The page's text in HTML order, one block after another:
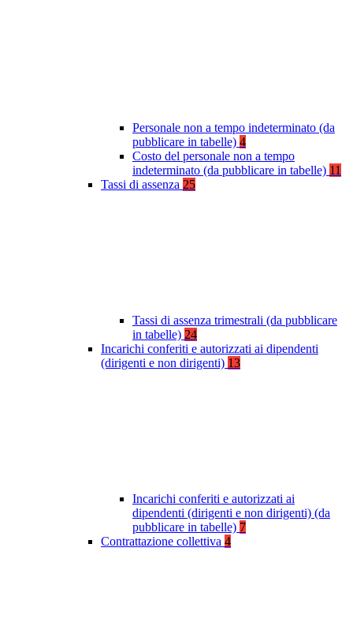
Personale non a tempo indeterminato (da
pubblicare in tabelle) 4
Costo del personale non a tempo
indeterminato (da pubblicare in tabelle) 11
Tassi di assenza 25
Tassi di assenza trimestrali (da pubblicare
in tabelle) 24
Incarichi conferiti e autorizzati ai dipendenti
(dirigenti e non dirigenti) 13
Incarichi conferiti e autorizzati ai
dipendenti (dirigenti e non dirigenti) (da
pubblicare in tabelle) 7
Contrattazione collettiva 4